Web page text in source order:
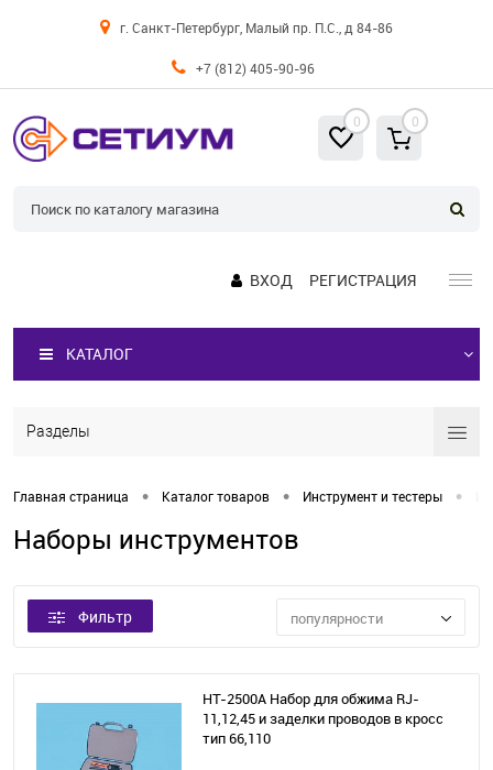
г. Санкт-Петербург, Малый пр. П.С., д 84-86
+7 (812) 405-90-96
0 0
ВХОД РЕГИСТРАЦИЯ
КАТАЛОГ
Разделы
Главная страница • Каталог товаров • Инструмент и тестеры •
Наборы инструментов
Фильтр популярности
HT-2500A Набор для обжима RJ-
11,12,45 и заделки проводов в кросс
тип 66,110